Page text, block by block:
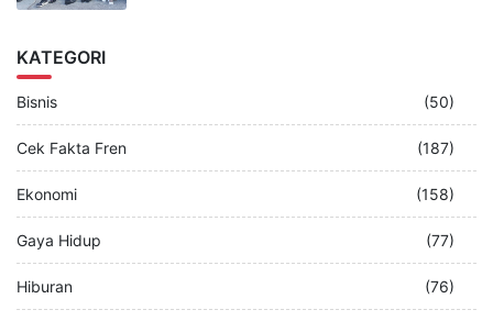
KATEGORI
Bisnis (50)
Cek Fakta Fren (187)
Ekonomi (158)
Gaya Hidup (77)
Hiburan (76)